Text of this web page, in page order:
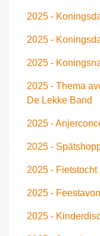
2025 -
2025 -
2025 -
2025 - Thema
De Lekke Band
2025 -
2025 -
2025 - Fietstocht
2025 -
2025 -